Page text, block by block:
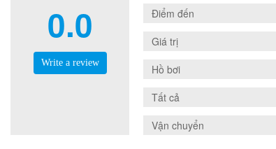
0.0
Write a review
0.0
Điểm đến
0.0
Giá trị
0.0Hồ bơi
0.0
Tất cả
0.0
Vận chuyển